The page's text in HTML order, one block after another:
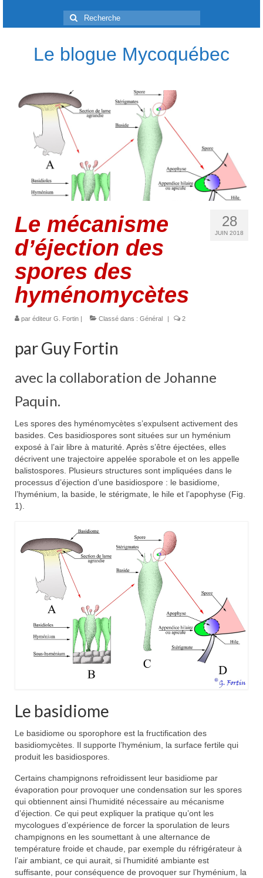
Rechercher
:
Le blogue Mycoquébec
28
JUIN 2018
Le mécanisme
d’éjection des
spores des
hyménomycètes
par éditeur G. Fortin | Classé dans : Général | 2
par Guy Fortin
avec la collaboration de Johanne
Paquin.
Les spores des hyménomycètes s’expulsent activement des
basides. Ces basidiospores sont situées sur un hyménium
exposé à l’air libre à maturité. Après s’être éjectées, elles
décrivent une trajectoire appelée sporabole et on les appelle
balistospores. Plusieurs structures sont impliquées dans le
processus d’éjection d’une basidiospore : le basidiome,
l’hyménium, la baside, le stérigmate, le hile et l’apophyse (Fig.
1).
Le basidiome
Le basidiome ou sporophore est la fructification des
basidiomycètes. Il supporte l’hyménium, la surface fertile qui
produit les basidiospores.
Certains champignons refroidissent leur basidiome par
évaporation pour provoquer une condensation sur les spores
qui obtiennent ainsi l’humidité nécessaire au mécanisme
d’éjection. Ce qui peut expliquer la pratique qu’ont les
mycologues d’expérience de forcer la sporulation de leurs
champignons en les soumettant à une alternance de
température froide et chaude, par exemple du réfrigérateur à
l’air ambiant, ce qui aurait, si l’humidité ambiante est
suffisante, pour conséquence de provoquer sur l’hyménium, la